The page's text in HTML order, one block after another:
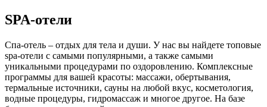
SPA-отели
Спа-отель – отдых для тела и души. У нас вы найдете топовые
spa-отели с самыми популярными, а также самыми
уникальными процедурами по оздоровлению. Комплексные
программы для вашей красоты: массажи, обертывания,
термальные источники, сауны на любой вкус, косметология,
водные процедуры, гидромассаж и многое другое. На базе